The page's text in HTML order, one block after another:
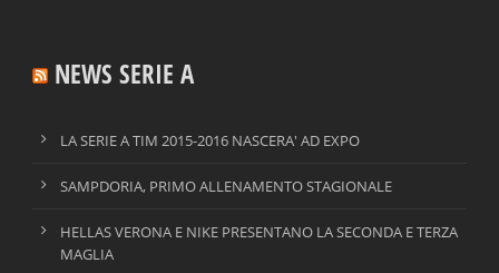
NEWS SERIE A
LA SERIE A TIM 2015-2016 NASCERA' AD EXPO
SAMPDORIA, PRIMO ALLENAMENTO STAGIONALE
HELLAS VERONA E NIKE PRESENTANO LA SECONDA E TERZA
MAGLIA